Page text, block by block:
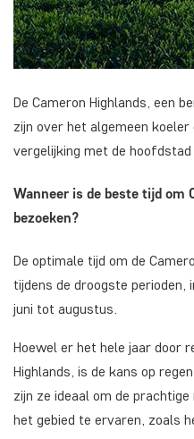
De Cameron Highlands, een
zijn over het algemeen koeler
vergelijking met de hoofdstad
Wanneer is de beste tijd om
bezoeken?
De optimale tijd om de
tijdens de droogste perioden,
juni tot augustus.
Hoewel er het hele jaar door
Highlands, is de kans op
zijn ze ideaal om de
het gebied te ervaren, zoals